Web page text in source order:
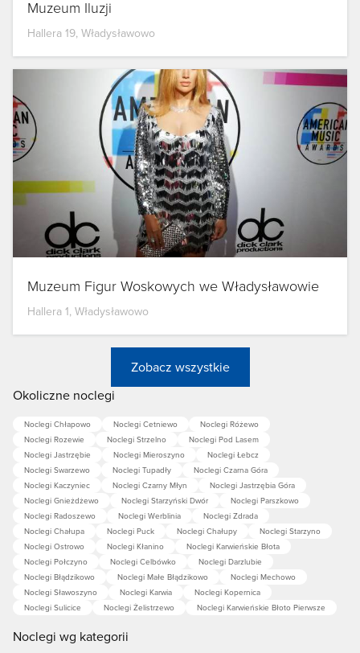
Muzeum Iluzji
Hallera 19, Władysławowo
Muzeum Figur Woskowych we Władysławowie
Hallera 1, Władysławowo
Zobacz wszystkie
Okoliczne noclegi
Noclegi Chłapowo Noclegi Cetniewo
Noclegi Różewo
Noclegi Rozewie
Noclegi Strzelno
Noclegi Pod Lasem
Noclegi Jastrzębie
Noclegi Mieroszyno
Noclegi Łebcz
Noclegi Swarzewo
Noclegi Tupadły
Noclegi Czarna Góra
Noclegi Kaczyniec
Noclegi Czarny Młyn
Noclegi Jastrzębia Góra
Noclegi Gnieżdżewo
Noclegi Starzyński Dwór
Noclegi Parszkowo
Noclegi Radoszewo
Noclegi Werblinia
Noclegi Zdrada
Noclegi Chałupa
Noclegi Puck Noclegi Chałupy
Noclegi Starzyno
Noclegi Ostrowo
Noclegi Kłanino
Noclegi Karwieńskie Błota
Noclegi Połczyno
Noclegi Celbówko
Noclegi Darzlubie
Noclegi Błądzikowo
Noclegi Małe Błądzikowo
Noclegi Mechowo
Noclegi Sławoszyno
Noclegi Karwia
Noclegi Kopernica
Noclegi Sulicice
Noclegi Żelistrzewo Noclegi Karwieńskie Błoto Pierwsze
Noclegi wg kategorii